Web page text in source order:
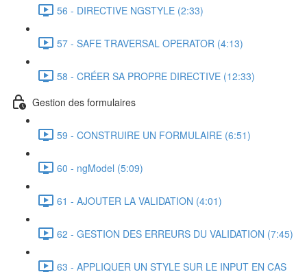
56 - DIRECTIVE NGSTYLE (2:33)
57 - SAFE TRAVERSAL OPERATOR (4:13)
58 - CRÉER SA PROPRE DIRECTIVE (12:33)
Gestion des formulaires
59 - CONSTRUIRE UN FORMULAIRE (6:51)
60 - ngModel (5:09)
61 - AJOUTER LA VALIDATION (4:01)
62 - GESTION DES ERREURS DU VALIDATION (7:45)
63 - APPLIQUER UN STYLE SUR LE INPUT EN CAS